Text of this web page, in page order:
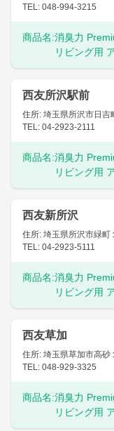
TEL: 048-994-3215
商品名:消臭力
リビング用
西友所沢駅前
住所: 埼玉県所沢市日吉
TEL: 04-2923-2111
商品名:消臭力
リビング用
西友新所沢
住所: 埼玉県所沢市緑町
TEL: 04-2923-5111
商品名:消臭力
リビング用
西友草加
住所: 埼玉県草加市高砂
TEL: 048-929-3325
商品名:消臭力
リビング用